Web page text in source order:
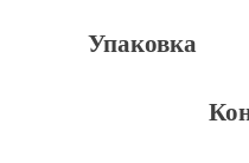
Упаковка